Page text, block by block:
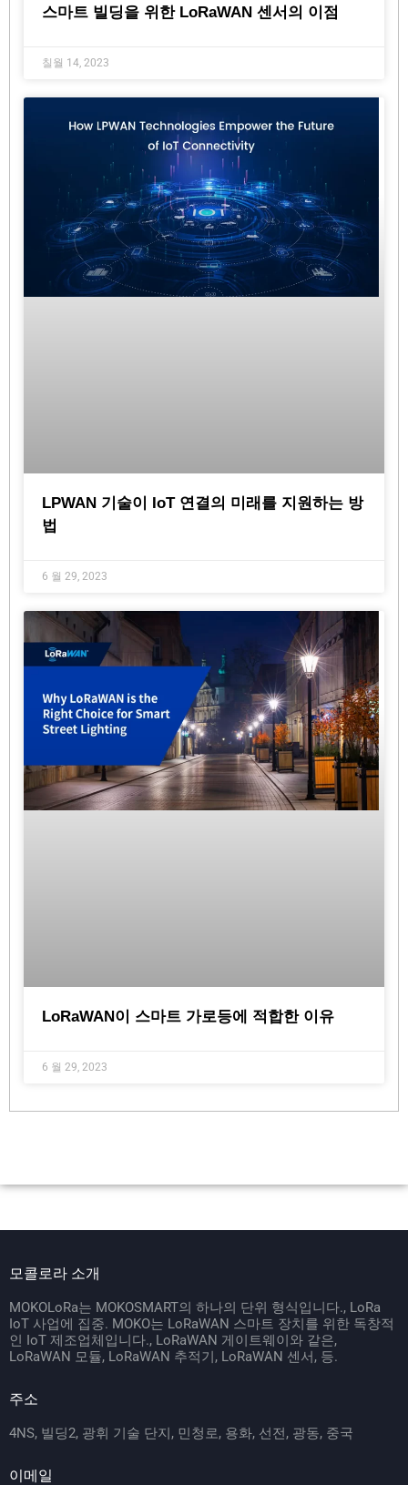
스마트 빌딩을 위한 LoRaWAN 센서의 이점
칠월 14, 2023
LPWAN 기술이 IoT 연결의 미래를 지원하는 방
법
6 월 29, 2023
LoRaWAN이 스마트 가로등에 적합한 이유
6 월 29, 2023
모콜로라 소개
MOKOLoRa는 MOKOSMART의 하나의 단위 형식입니다., LoRa
IoT 사업에 집중. MOKO는 LoRaWAN 스마트 장치를 위한 독창적
인 IoT 제조업체입니다., LoRaWAN 게이트웨이와 같은,
LoRaWAN 모듈, LoRaWAN 추적기, LoRaWAN 센서, 등.
주소
4NS, 빌딩2, 광휘 기술 단지, 민청로, 용화, 선전, 광동, 중국
이메일